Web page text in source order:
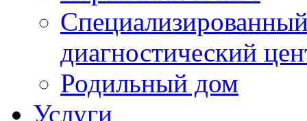
диагностический
Родильный дом
Услуги